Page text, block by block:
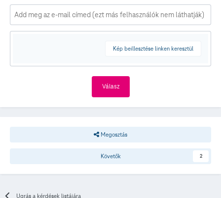
Kép beillesztése linken keresztül
Válasz
Megosztás
Követők 2
Ugrás a kérdések listájára